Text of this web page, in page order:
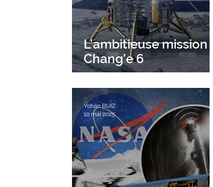
L’ambitieuse mission
Chang’e 6
Yohan RUIZ
10 mai 2025